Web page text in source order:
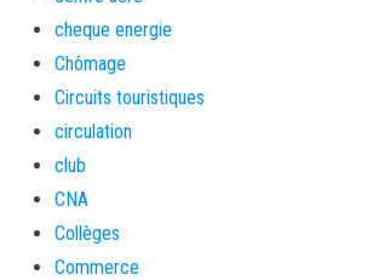
cheque energie
Chômage
Circuits touristiques
circulation
club
CNA
Collèges
Commerce